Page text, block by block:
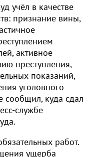
учёл в качестве
признание вины,
активное
преступления,
показаний,
уголовного
сообщил, куда сдал
службе
работ.
ущерба